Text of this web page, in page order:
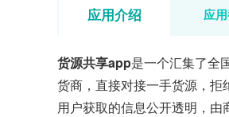
应用介绍 应
货源共享app是一个汇集了全
货商，直接对接一手货源，
用户获取的信息公开透明，